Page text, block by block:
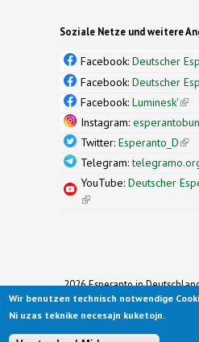
Soziale Netze und weitere
Facebook: Deutscher
Facebook: Deutscher
Facebook: Luminesk'
Instagram:
Twitter: Esperanto_D
Telegram:
YouTube: Deutscher
(link is external)
2026 Esperanto in
Theme
Ported to Drupal for the Open
Wir benutzen technisch notwendige
Ni uzas teknike necesajn kuketojn.